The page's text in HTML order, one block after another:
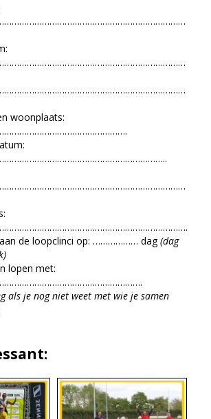
woonplaats:
de loopclinci op: ……………… dag(dag
lopen met:
als je nog niet weet met wie je samen